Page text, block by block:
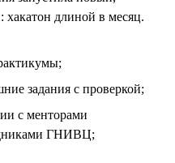
длиной в месяц.
задания с проверкой;
с менторами
ГНИВЦ;